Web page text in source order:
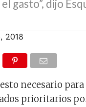
gasto”, dijo
2018
necesario
prioritarios